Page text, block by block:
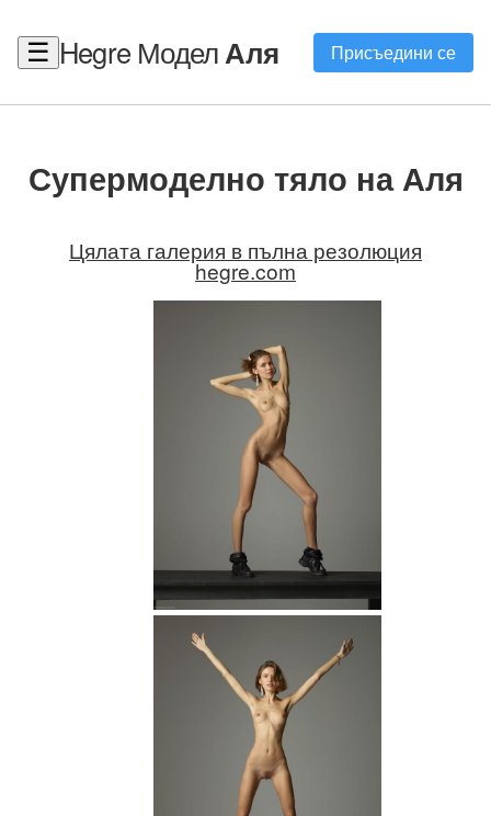
☰ Hegre МоделАля Присъедини се
Супермоделно тяло на Аля
Цялата галерия в пълна резолюция
hegre.com